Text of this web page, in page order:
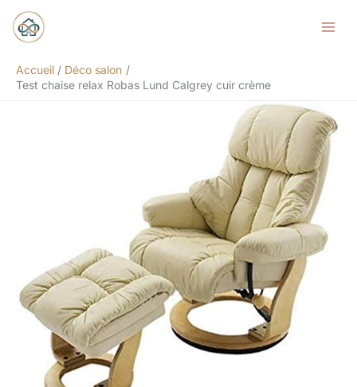
Accueil
Déco salon
Test chaise relax Robas Lund Calgrey cuir crème
Rechercher